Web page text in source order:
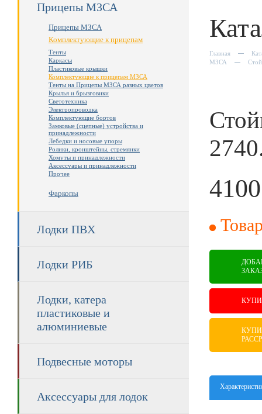
Прицепы МЗСА
Прицепы МЗСА
Комплектующие к прицепам
Тенты
Каркасы
Пластиковые крышки
Комплектующие к прицепам МЗСА
Тенты на Прицепы МЗСА разных цветов
Крылья и брызговики
Светотехника
Электропроводка
Комплектующие бортов
Замковые (сцепные) устройства и
принадлежности
Лебедки и носовые упоры
Ролики, кронштейны, стремянки
Хомуты и принадлежности
Аксессуары и принадлежности
Прочее
Фаркопы
Лодки ПВХ
Лодки РИБ
Лодки, катера
пластиковые и
алюминиевые
Подвесные моторы
Аксессуары для лодок
Главная
МЗСА
4100